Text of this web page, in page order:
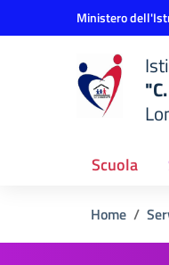
Vai ai contenuti
Vai al menu di navigazione
Ministero
Scuola
Home